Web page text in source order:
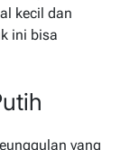
kecil dan
ini bisa
yang